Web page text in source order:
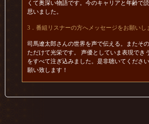
くて奥深い物語です。今のキャリアと年齢で
思いました。
3．番組リスナーの方へメッセージをお願いし
司馬遼太郎さんの世界を声で伝える。またそ
ただけて光栄です。 声優としていま表現でき
をすべて注ぎ込みました。是非聴いてくださ
願い致します！